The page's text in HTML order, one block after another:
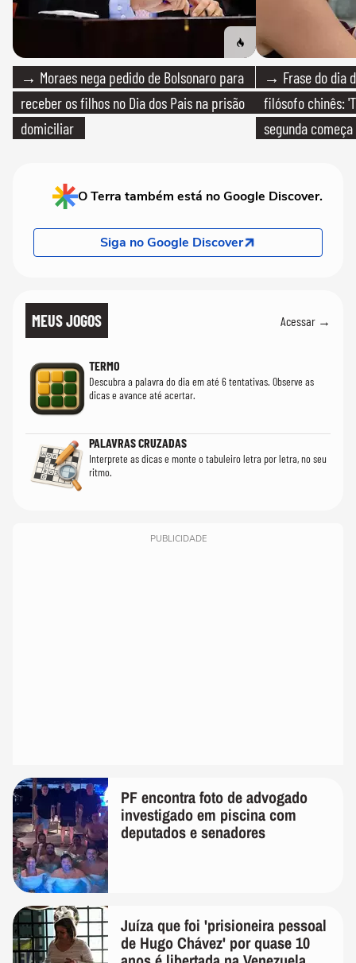
→ Moraes nega pedido de Bolsonaro para
receber os filhos no Dia dos Pais na prisão
domiciliar
→ Frase do dia
filósofo chinês:
segunda
O Terra também está no Google Discover.
Siga no Google Discover
MEUS JOGOS Acessar →
TERMO
Descubra a palavra do dia em até 6 tentativas. Observe as
dicas e avance até acertar.
PALAVRAS CRUZADAS
Interprete as dicas e monte o tabuleiro letra por letra, no seu
ritmo.
PUBLICIDADE
PF encontra foto de advogado
investigado em piscina com
deputados e senadores
Juíza que foi 'prisioneira pessoal
de Hugo Chávez' por quase 10